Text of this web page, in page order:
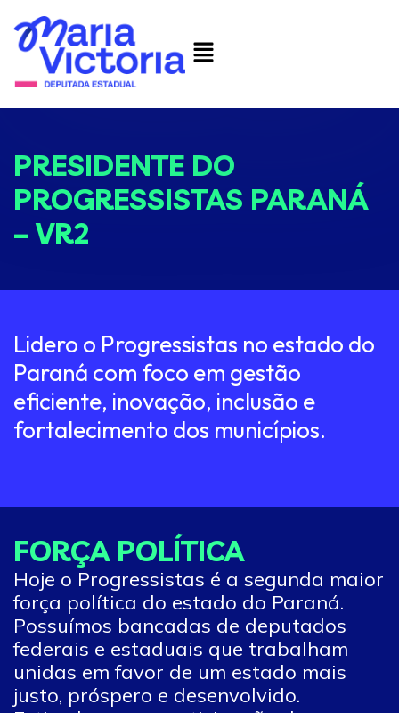
PRESIDENTE DO
PROGRESSISTAS PARANÁ
– VR2
Lidero o Progressistas no estado do
Paraná com foco em gestão
eficiente, inovação, inclusão e
fortalecimento dos municípios.
FORÇA POLÍTICA
Hoje o Progressistas é a segunda maior
força política do estado do Paraná.
Possuímos bancadas de deputados
federais e estaduais que trabalham
unidas em favor de um estado mais
justo, próspero e desenvolvido.